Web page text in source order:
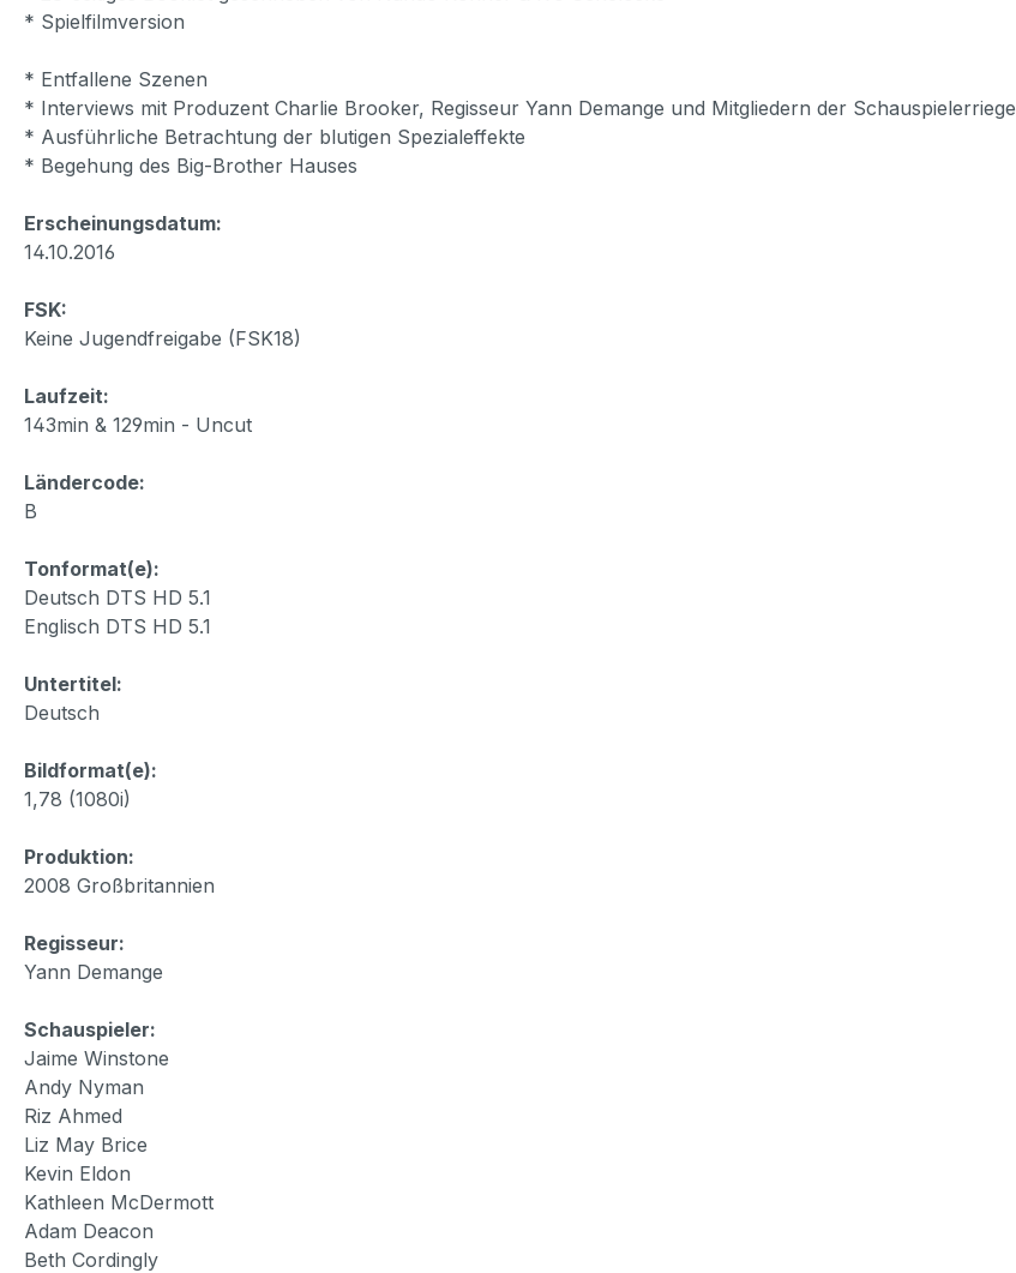
* Spielfilmversion
* Entfallene Szenen
* Interviews mit Produzent Charlie Brooker, Regisseur Yann Demange und Mitgliedern der Schauspielerriege
* Ausführliche Betrachtung der blutigen Spezialeffekte
* Begehung des Big-Brother Hauses
Erscheinungsdatum:
14.10.2016
FSK:
Keine Jugendfreigabe (FSK18)
Laufzeit:
143min & 129min - Uncut
Ländercode:
B
Tonformat(e):
Deutsch DTS HD 5.1
Englisch DTS HD 5.1
Untertitel:
Deutsch
Bildformat(e):
1,78 (1080i)
Produktion:
2008 Großbritannien
Regisseur:
Yann Demange
Schauspieler:
Jaime Winstone
Andy Nyman
Riz Ahmed
Liz May Brice
Kevin Eldon
Kathleen McDermott
Adam Deacon
Beth Cordingly